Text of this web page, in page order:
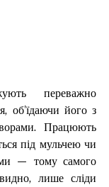
переважно
об'їдаючи його з
Працюють
під мульчею чи
— тому самого
лише сліди